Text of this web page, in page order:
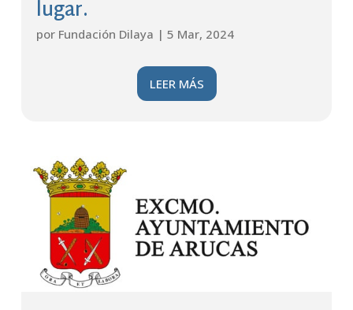
lugar.
por Fundación Dilaya | 5 Mar, 2024
LEER MÁS